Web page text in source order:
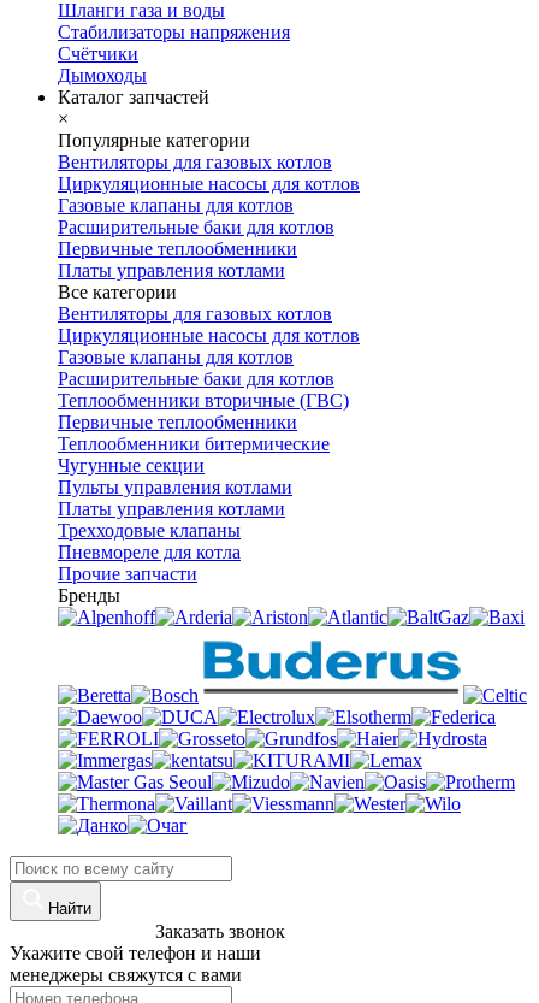
Шланги газа и воды
Стабилизаторы напряжения
Счётчики
Дымоходы
Каталог запчастей
×
Популярные категории
Вентиляторы для газовых котлов
Циркуляционные насосы для котлов
Газовые клапаны для котлов
Расширительные баки для котлов
Первичные теплообменники
Платы управления котлами
Все категории
Вентиляторы для газовых котлов
Циркуляционные насосы для котлов
Газовые клапаны для котлов
Расширительные баки для котлов
Теплообменники вторичные (ГВС)
Первичные теплообменники
Теплообменники битермические
Чугунные секции
Пульты управления котлами
Платы управления котлами
Трехходовые клапаны
Пневмореле для котла
Прочие запчасти
Бренды
Найти
Заказать звонок
Укажите свой телефон и наши
менеджеры свяжутся с вами